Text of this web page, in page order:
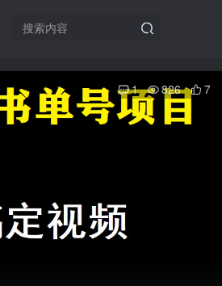
1 826 7